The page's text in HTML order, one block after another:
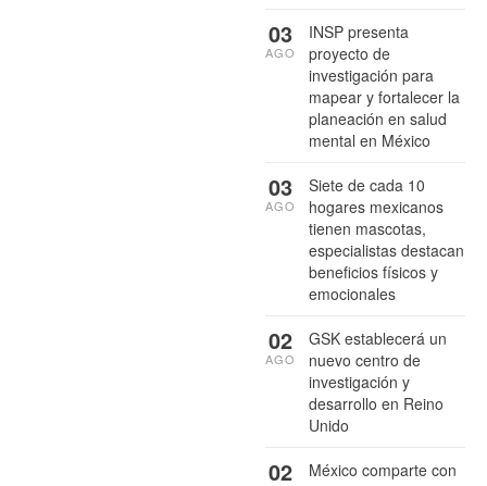
INSP presenta
proyecto de
investigación para
mapear y fortalecer la
planeación en salud
mental en México
03
AGO
Siete de cada 10
hogares mexicanos
tienen mascotas,
especialistas destacan
beneficios físicos y
emocionales
03
AGO
GSK establecerá un
nuevo centro de
investigación y
desarrollo en Reino
Unido
02
AGO
México comparte con
02